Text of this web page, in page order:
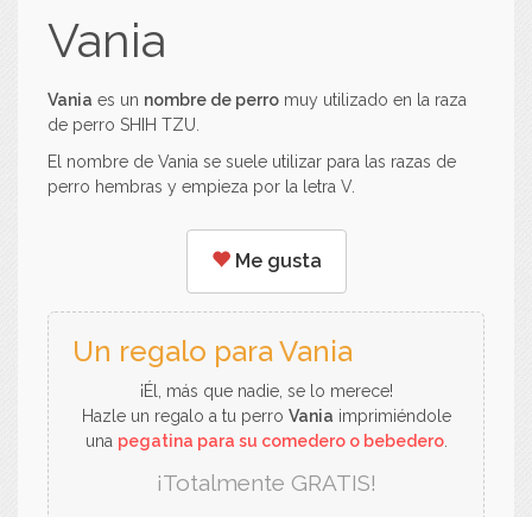
Vania
Vania es un nombre de perro muy utilizado en la raza
de perro SHIH TZU.
El nombre de Vania se suele utilizar para las razas de
perro hembras y empieza por la letra V.
Me gusta
Un regalo para Vania
¡Él, más que nadie, se lo merece!
Hazle un regalo a tu perro Vania imprimiéndole
una pegatina para su comedero o bebedero.
¡Totalmente GRATIS!